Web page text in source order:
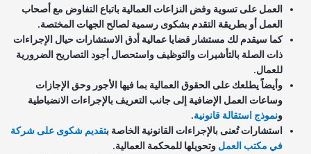
العمل على تسوية وفض النزاعات العمالية باتباع التفاوض مع أصحاب
العمل أو بطريقة التقدم بشكوى رسمية لصالح الجهات المختصة.
كما سيقدم لك مستشار قضايا عمالية أدق الاستشارات حيال الإجراءات
ذات الصلة بالتأشيرات والتوظيف واستحصال أجود التصاريح الضرورية
للعمال.
وأيضاً يطلعك على الحقوق العمالية بما فيها الأجور وحق الإجازات
وساعات العمل الإضافية إلى جانب التعريف بالإجراءات الانضباطية
نموذج استقالة قانونية.
استشارات تُعنى بالإجراءات القانونية الخاصة بتقديم شكوى على شركة
في مكتب العملوتحويلها للمحكمة العمالية.